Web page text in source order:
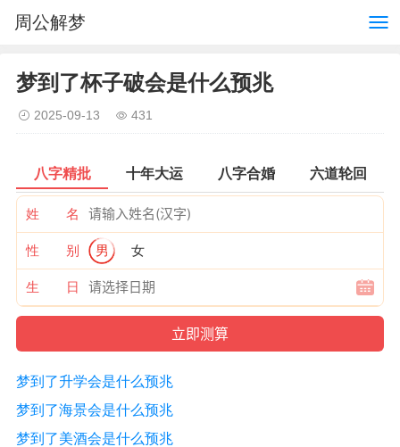
周公解梦
梦到了杯子破会是什么预兆
2025-09-13 431
八字精批 十年大运 八字合婚 六道轮回
姓 名
性 别 男 女
生 日
梦到了升学会是什么预兆
梦到了海景会是什么预兆
梦到了美酒会是什么预兆